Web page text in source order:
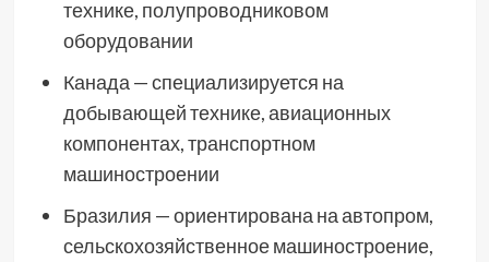
технике, полупроводниковом
оборудовании
Канада — специализируется на
добывающей технике, авиационных
компонентах, транспортном
машиностроении
Бразилия — ориентирована на автопром,
сельскохозяйственное машиностроение,